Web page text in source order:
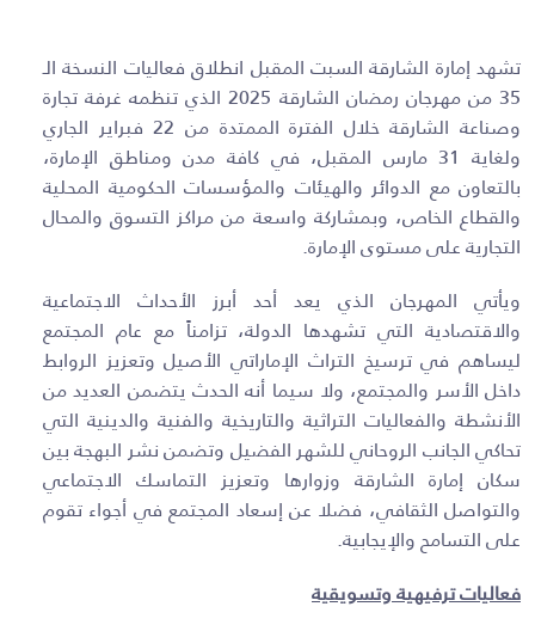
تشهد إمارة الشارقة السبت المقبل انطلاق فعاليات النسخة الـ
35 من مهرجان رمضان الشارقة 2025 الذي تنظمه غرفة تجارة
وصناعة الشارقة خلال الفترة الممتدة من 22 فبراير الجاري
ولغاية 31 مارس المقبل، في كافة مدن ومناطق الإمارة،
بالتعاون مع الدوائر والهيئات والمؤسسات الحكومية المحلية
والقطاع الخاص، وبمشاركة واسعة من مراكز التسوق والمحال
التجارية على مستوى الإمارة.
ويأتي المهرجان الذي يعد أحد أبرز الأحداث الاجتماعية
والاقتصادية التي تشهدها الدولة، تزامناً مع عام المجتمع
ليساهم في ترسيخ التراث الإماراتي الأصيل وتعزيز الروابط
داخل الأسر والمجتمع، ولا سيما أنه الحدث يتضمن العديد من
الأنشطة والفعاليات التراثية والتاريخية والفنية والدينية التي
تحاكي الجانب الروحاني للشهر الفضيل وتضمن نشر البهجة بين
سكان إمارة الشارقة وزوارها وتعزيز التماسك الاجتماعي
والتواصل الثقافي، فضلا عن إسعاد المجتمع في أجواء تقوم
على التسامح والإيجابية.
فعاليات ترفيهية وتسويقية